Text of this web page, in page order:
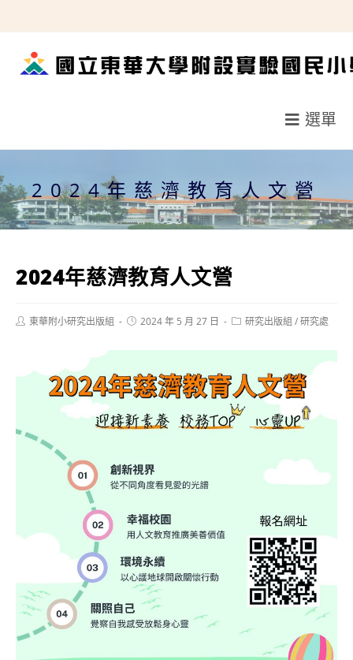
轉
選單
2024年慈濟教育人文營
2024年慈濟教育人文營
Post東華附小研究出版組
Post2024 年 5 月 27 日
Post研究出版組 /研究處